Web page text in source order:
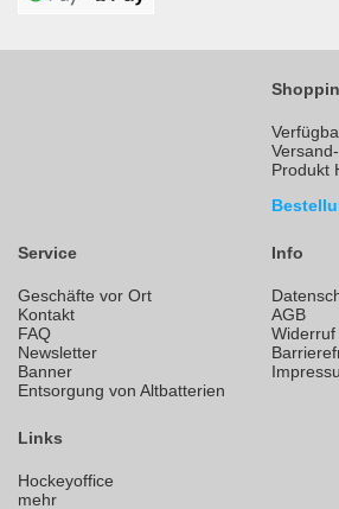
Produkt
Service
Geschäfte vor Ort
Kontakt
FAQ
Newsletter
Banner
Entsorgung von Altbatterien
Info
AGB
Widerruf
Links
Hockeyoffice
mehr